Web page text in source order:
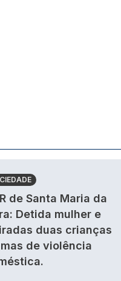
de Santa Maria da
Detida mulher e
duas crianças
de violência